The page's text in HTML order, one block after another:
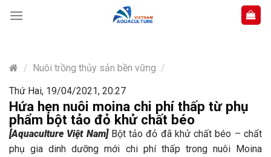
content
/ Nuôi trồng thủy sản bền vững /
Thứ Hai, 19/04/2021, 20:27
Hứa hẹn nuôi moina chi phí thấp từ phụ
phẩm bột tảo đỏ khử chất béo
[Aquaculture Việt Nam] Bột tảo đỏ đã khử chất béo – chất
phụ gia dinh dưỡng mới chi phí thấp trong nuôi Moina